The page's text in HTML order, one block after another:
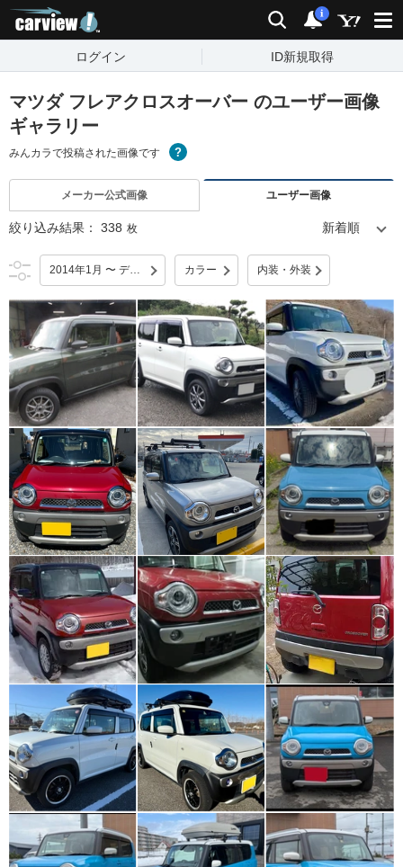
検索 通知
i
ログイン ID新規取得
マツダ フレアクロスオーバー のユーザー画像
ギャラリー
みんカラで投稿された画像です
メーカー公式画像 ユーザー画像
絞り込み結果： 338 枚
2014年1月 〜 デビュー カラー 内装・外装